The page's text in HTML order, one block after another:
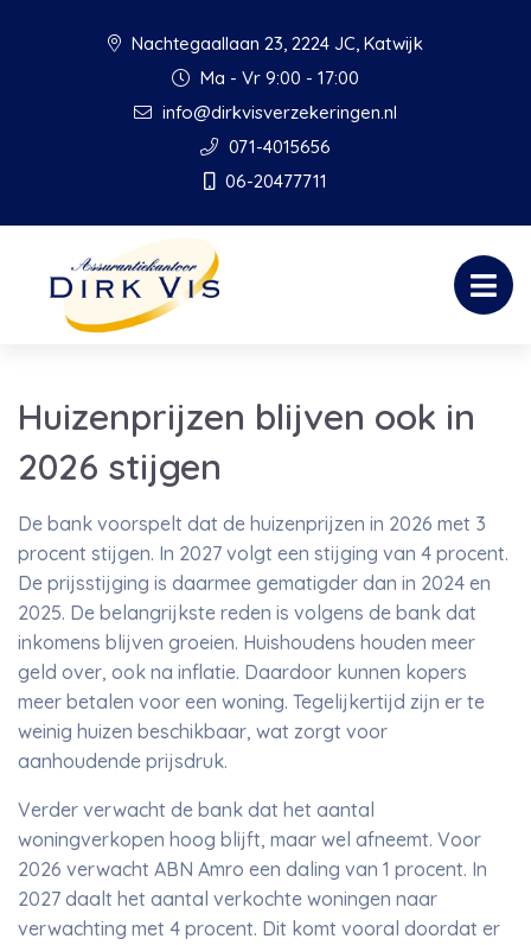
Nachtegaallaan 23, 2224 JC, Katwijk
Ma - Vr 9:00 - 17:00
info@dirkvisverzekeringen.nl
071-4015656
06-20477711
Huizenprijzen blijven ook in
2026 stijgen
De bank voorspelt dat de huizenprijzen in 2026 met 3
procent stijgen. In 2027 volgt een stijging van 4 procent.
De prijsstijging is daarmee gematigder dan in 2024 en
2025. De belangrijkste reden is volgens de bank dat
inkomens blijven groeien. Huishoudens houden meer
geld over, ook na inflatie. Daardoor kunnen kopers
meer betalen voor een woning. Tegelijkertijd zijn er te
weinig huizen beschikbaar, wat zorgt voor
aanhoudende prijsdruk.
Verder verwacht de bank dat het aantal
woningverkopen hoog blijft, maar wel afneemt. Voor
2026 verwacht ABN Amro een daling van 1 procent. In
2027 daalt het aantal verkochte woningen naar
verwachting met 4 procent. Dit komt vooral doordat er